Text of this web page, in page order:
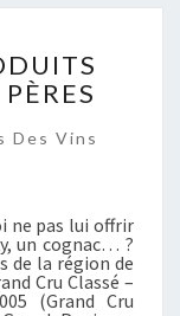
Des Vins
ne pas lui offrir
un cognac… ?
de la région de
Cru Classé –
(Grand Cru